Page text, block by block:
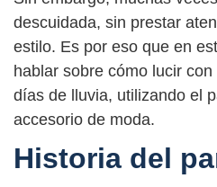
descuidada, sin prestar
estilo. Es por eso que en
hablar sobre cómo lucir
días de lluvia, utilizando el
accesorio de moda.
Historia del